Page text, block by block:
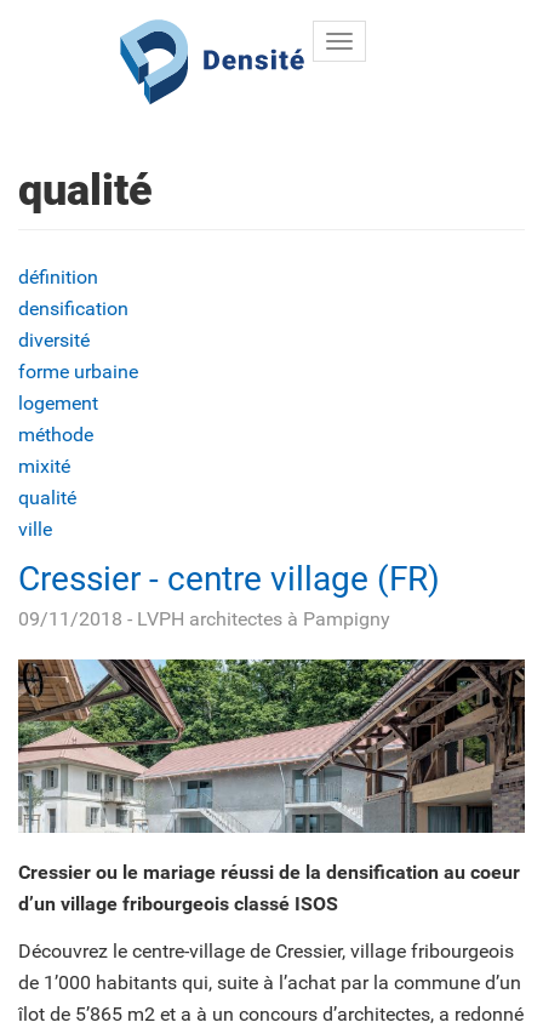
Aller au contenu principal
Toggle
qualité
définition
densification
diversité
forme urbaine
logement
méthode
mixité
qualité
ville
Cressier - centre village (FR)
09/11/2018 - LVPH architectes à Pampigny
Cressier ou le mariage réussi de la densification au coeur
d’un village fribourgeois classé ISOS
Découvrez le centre-village de Cressier, village fribourgeois
de 1’000 habitants qui, suite à l’achat par la commune d’un
îlot de 5’865 m2 et a à un concours d’architectes, a redonné